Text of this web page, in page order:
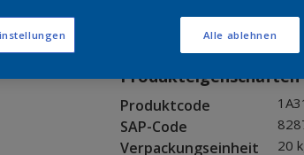
Muster bestellen
Produkteigenschaften
Produktcode
SAP-Code
Verpackungseinheit 20
Alle ablehnen